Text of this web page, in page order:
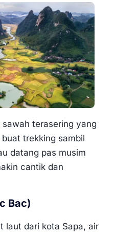
terasering yang
trekking sambil
datang pas musim
cantik dan
Bac)
laut dari kota Sapa, air